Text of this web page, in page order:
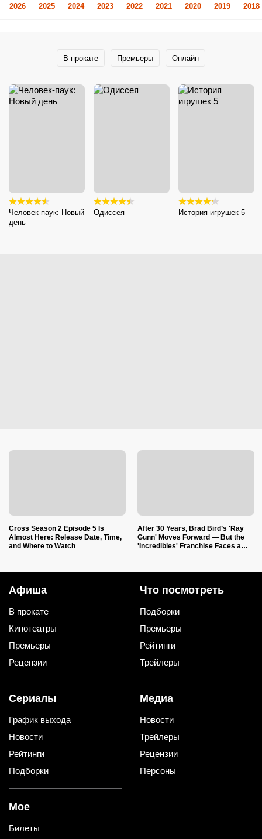
2026 2025 2024 2023 2022 2021 2020 2019 2018
В прокате Премьеры Онлайн
Человек-паук: Новый
день
Одиссея История игрушек 5
Cross Season 2 Episode 5 Is
Almost Here: Release Date, Time,
and Where to Watch
After 30 Years, Brad Bird’s 'Ray
Gunn' Moves Forward — But the
'Incredibles' Franchise Faces a
Афиша
В прокате
Кинотеатры
Премьеры
Рецензии
Что посмотреть
Подборки
Премьеры
Рейтинги
Трейлеры
Сериалы
График выхода
Новости
Рейтинги
Подборки
Медиа
Новости
Трейлеры
Рецензии
Персоны
Мое
Билеты